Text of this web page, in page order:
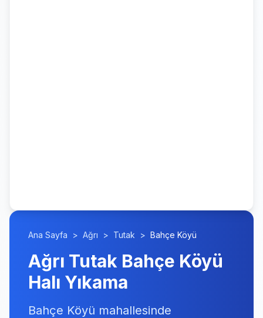
Ana Sayfa > Ağrı > Tutak > Bahçe Köyü
Ağrı Tutak Bahçe Köyü
Halı Yıkama
Bahçe Köyü mahallesinde